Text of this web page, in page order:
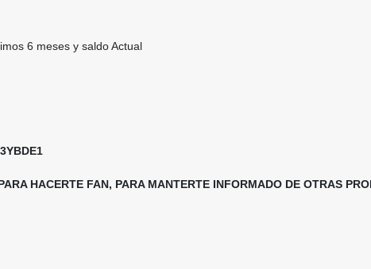
6 meses y saldo Actual
HACERTE FAN, PARA MANTERTE INFORMADO DE OTRAS